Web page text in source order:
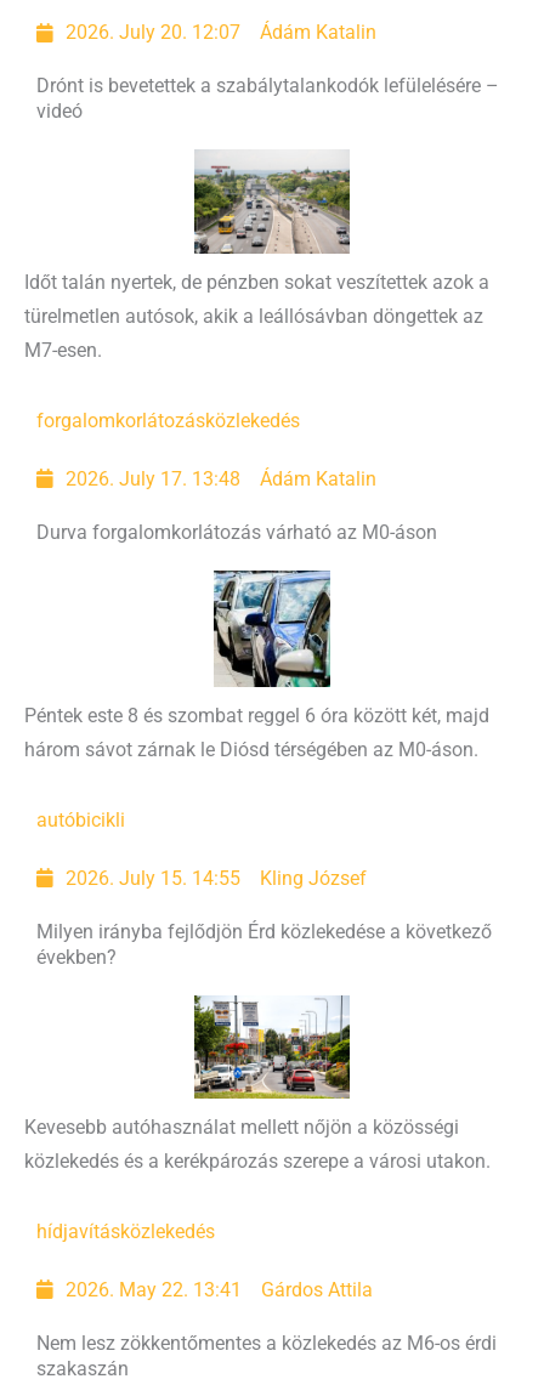
2026. July 20. 12:07 Ádám Katalin
Drónt is bevetettek a szabálytalankodók lefülelésére –
videó
Időt talán nyertek, de pénzben sokat veszítettek azok a
türelmetlen autósok, akik a leállósávban döngettek az
M7-esen.
forgalomkorlátozásközlekedés
2026. July 17. 13:48 Ádám Katalin
Durva forgalomkorlátozás várható az M0-áson
Péntek este 8 és szombat reggel 6 óra között két, majd
három sávot zárnak le Diósd térségében az M0-áson.
autóbicikli
2026. July 15. 14:55 Kling József
Milyen irányba fejlődjön Érd közlekedése a következő
években?
Kevesebb autóhasználat mellett nőjön a közösségi
közlekedés és a kerékpározás szerepe a városi utakon.
hídjavításközlekedés
2026. May 22. 13:41 Gárdos Attila
Nem lesz zökkentőmentes a közlekedés az M6-os érdi
szakaszán